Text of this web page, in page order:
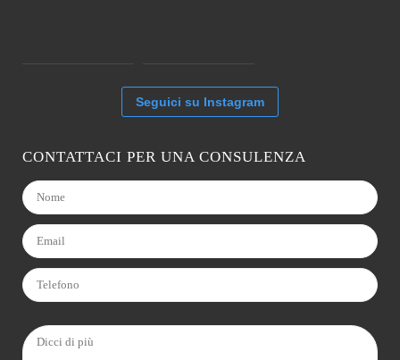
Seguici su Instagram
CONTATTACI PER UNA CONSULENZA